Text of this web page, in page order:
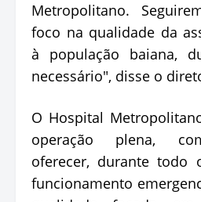
Metropolitano.
foco na qualidade da
à população baiana,
necessário", disse o
O Hospital
operação plena,
oferecer, durante todo
funcionamento